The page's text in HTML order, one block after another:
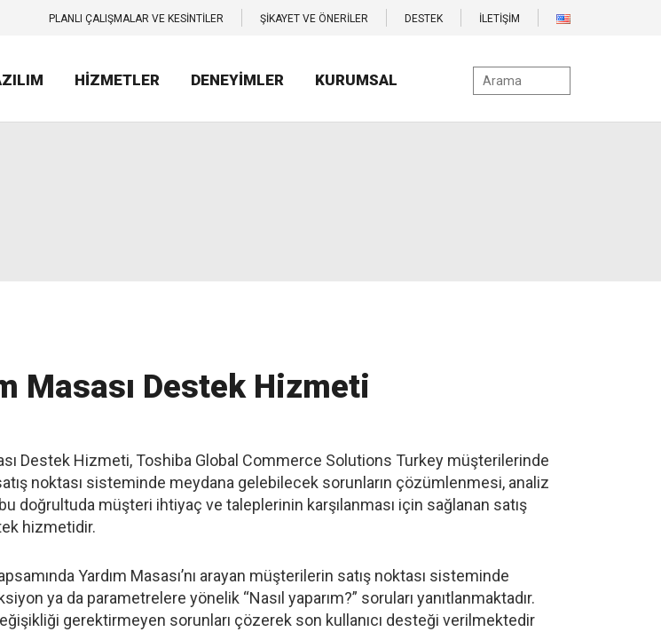
PLANLI ÇALIŞMALAR VE KESİNTİLER ŞİKAYET VE ÖNERİLER DESTEK İLETİŞİM
HİZMETLER DENEYİMLER KURUMSAL
Masası Destek Hizmeti
Destek Hizmeti, Toshiba Global Commerce Solutions Turkey müşterilerinde
noktası sisteminde meydana gelebilecek sorunların çözümlenmesi, analiz
doğrultuda müşteri ihtiyaç ve taleplerinin karşılanması için sağlanan satış
hizmetidir.
Yardım Masası’nı arayan müşterilerin satış noktası sisteminde
ya da parametrelere yönelik “Nasıl yaparım?” soruları yanıtlanmaktadır.
gerektirmeyen sorunları çözerek son kullanıcı desteği verilmektedir